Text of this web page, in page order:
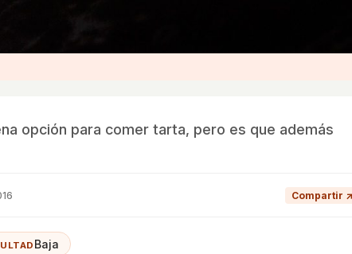
opción para comer tarta, pero es que además
Compartir ↗
Baja